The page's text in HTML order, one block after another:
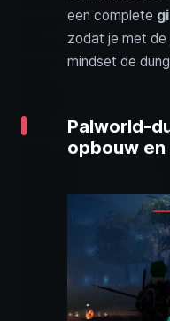
een complete
zodat je met de
mindset de
Palworld-
opbouw en